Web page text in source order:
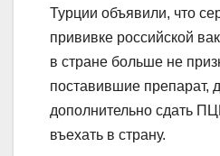
Турции объявили, что
прививке российской
в стране больше не
поставившие препарат,
дополнительно сдать
въехать в страну.